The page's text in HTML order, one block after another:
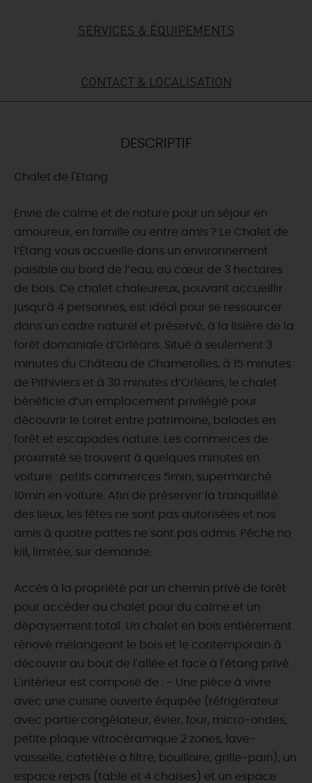
DEMAIN
CE WEEK-END
SERVICES & ÉQUIPEMENTS
CONTACT & LOCALISATION
DESCRIPTIF
Chalet de l'Etang
Envie de calme et de nature pour un séjour en
amoureux, en famille ou entre amis ? Le Chalet de
l’Étang vous accueille dans un environnement
paisible au bord de l’eau, au cœur de 3 hectares
de bois. Ce chalet chaleureux, pouvant accueillir
jusqu’à 4 personnes, est idéal pour se ressourcer
dans un cadre naturel et préservé, à la lisière de la
forêt domaniale d’Orléans. Situé à seulement 3
minutes du Château de Chamerolles, à 15 minutes
de Pithiviers et à 30 minutes d’Orléans, le chalet
bénéficie d’un emplacement privilégié pour
découvrir le Loiret entre patrimoine, balades en
forêt et escapades nature. Les commerces de
proximité se trouvent à quelques minutes en
voiture : petits commerces 5min, supermarché
10min en voiture. Afin de préserver la tranquillité
des lieux, les fêtes ne sont pas autorisées et nos
amis à quatre pattes ne sont pas admis. Pêche no
kill, limitée, sur demande.
Accès à la propriété par un chemin privé de forêt
pour accéder au chalet pour du calme et un
dépaysement total. Un chalet en bois entièrement
rénové mélangeant le bois et le contemporain à
découvrir au bout de l'allée et face à l'étang privé.
L'intérieur est composé de : - Une pièce à vivre
avec une cuisine ouverte équipée (réfrigérateur
avec partie congélateur, évier, four, micro-ondes,
petite plaque vitrocéramique 2 zones, lave-
vaisselle, cafetière à filtre, bouilloire, grille-pain), un
espace repas (table et 4 chaises) et un espace